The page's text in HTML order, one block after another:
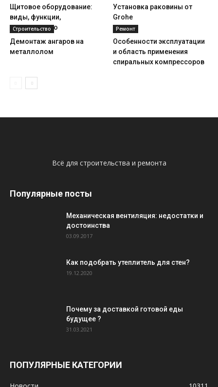
Щитовое оборудование:
виды, функции,
производство
Установка раковины от
Grohe
Строительство
Демонтаж ангаров на
металлолом
Ремонт
Особенности эксплуатации
и область применения
спиральных компрессоров
Всё для строительства и ремонта
Популярные посты
Механическая вентиляция: недостатки и
достоинства
03.09.2017
Как подобрать утеплитель для стен?
19.12.2020
Почему за доставкой готовой еды
будущее ?
31.03.2021
ПОПУЛЯРНЫЕ КАТЕГОРИИ